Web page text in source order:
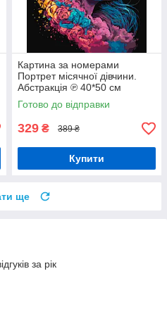
Картина за номерами
Портрет місячної дівчини.
Абстракція ℗ 40*50 см
Орігамі LW 31640
Готово до відправки
329 ₴ 389 ₴
Купити
ще
за рік